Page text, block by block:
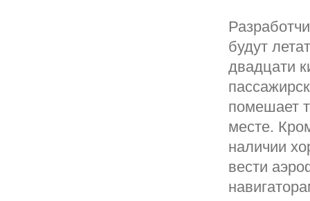
будут
двадцати
помешает
месте.
наличии
вести